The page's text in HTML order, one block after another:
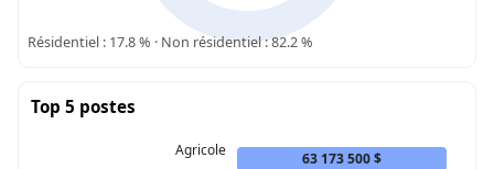
Résidentiel : 17.8 % · Non résidentiel : 82.2 %
Top 5 postes
Agricole 63 173 500 $